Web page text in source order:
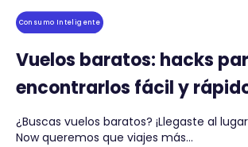
Consumo Inteligente
Vuelos baratos: hacks
encontrarlos fácil y
¿Buscas vuelos baratos? ¡Llegaste al
Now queremos que viajes más...